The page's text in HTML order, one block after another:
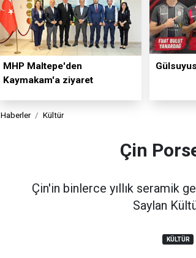
MHP Maltepe'den
Kaymakam'a ziyaret
Haberler Kültür
Çin
Çin'in binlerce yıllık seramik
Saylan
KÜLTÜR